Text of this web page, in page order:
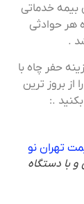
بیمه خدماتی
هر حوادثی
.
حفر چاه با
بروز ترین
.:
با دستگاه